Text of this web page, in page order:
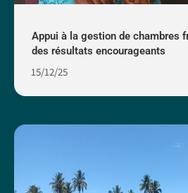
Appui à la gestion de chambres
des résultats encourageants
15/12/25